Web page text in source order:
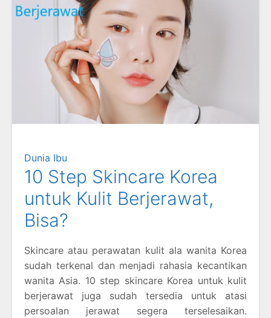
Dunia Ibu
10 Step Skincare Korea
untuk Kulit Berjerawat,
Bisa?
Skincare atau perawatan kulit ala wanita Korea
sudah terkenal dan menjadi rahasia kecantikan
wanita Asia. 10 step skincare Korea untuk kulit
berjerawat juga sudah tersedia untuk atasi
persoalan jerawat segera terselesaikan.